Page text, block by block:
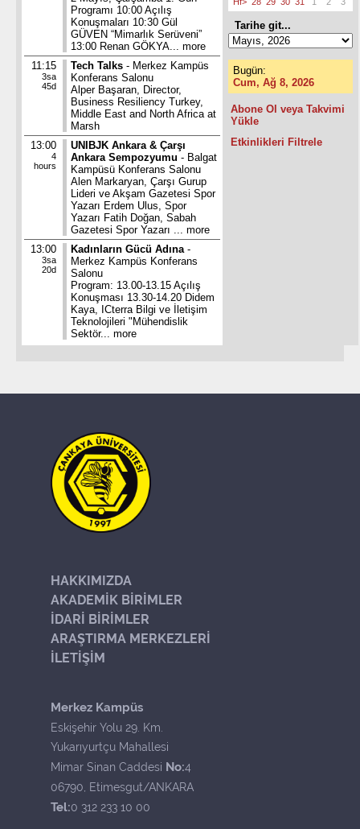
Programı 10:00 Açılış
Konuşmaları 10:30 Gül
GÜVEN “Mimarlık Serüveni”
13:00 Renan GÖKYA... more
11:15
3sa
45d
Tech Talks - Merkez Kampüs
Konferans Salonu
Alper Başaran, Director,
Business Resiliency Turkey,
Middle East and North Africa at
Marsh
13:00
4
hours
UNIBJK Ankara & Çarşı
Ankara Sempozyumu - Balgat
Kampüsü Konferans Salonu
Alen Markaryan, Çarşı Gurup
Lideri ve Akşam Gazetesi Spor
Yazarı Erdem Ulus, Spor
Yazarı Fatih Doğan, Sabah
Gazetesi Spor Yazarı ... more
13:00
3sa
20d
Kadınların Gücü Adına -
Merkez Kampüs Konferans
Salonu
Program: 13.00-13.15 Açılış
Konuşması 13.30-14.20 Didem
Kaya, ICterra Bilgi ve İletişim
Teknolojileri "Mühendislik
Sektör... more
Tarihe git...
Bugün:
Cum, Ağ 8, 2026
Abone Ol veya Takvimi
Yükle
Etkinlikleri Filtrele
HAKKIMIZDA
AKADEMİK BİRİMLER
İDARİ BİRİMLER
ARAŞTIRMA MERKEZLERİ
İLETİŞİM
Merkez Kampüs
Eskişehir Yolu 29. Km.
Yukarıyurtçu Mahallesi
Mimar Sinan Caddesi No:4
06790, Etimesgut/ANKARA
Tel:0 312 233 10 00